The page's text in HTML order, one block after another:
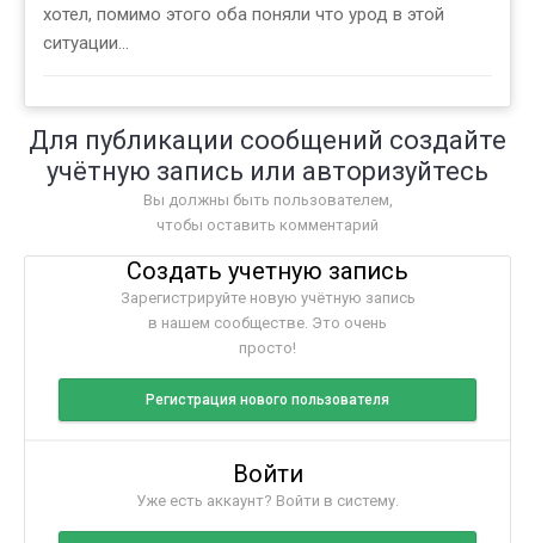
хотел, помимо этого оба поняли что урод в этой
ситуации...
Для публикации сообщений создайте
учётную запись или авторизуйтесь
Вы должны быть пользователем,
чтобы оставить комментарий
Создать учетную запись
Зарегистрируйте новую учётную запись
в нашем сообществе. Это очень
просто!
Регистрация нового пользователя
Войти
Уже есть аккаунт? Войти в систему.